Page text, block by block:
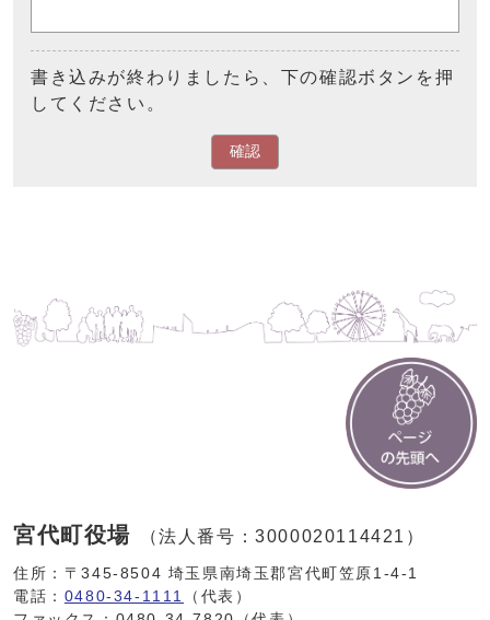
書き込みが終わりましたら、下の確認ボタンを押
してください。
確認
宮代町役場 （法人番号：3000020114421）
住所：〒345-8504 埼玉県南埼玉郡宮代町笠原1-4-1
電話： 0480-34-1111
（代表）